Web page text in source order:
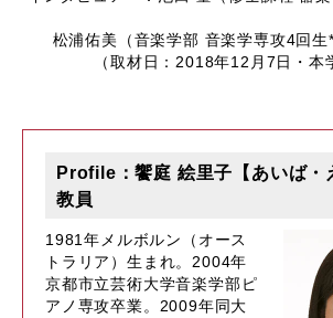
松浦佑美（音楽学部 音楽学専攻4回
（取材日：2018年12月7日・本
Profile：饗庭 絵里子【あいば・
教員
1981年メルボルン（オース
トラリア）生まれ。2004年
京都市立芸術大学音楽学部ピ
アノ専攻卒業。2009年同大